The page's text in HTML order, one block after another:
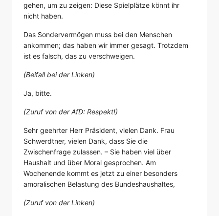
gehen, um zu zeigen: Diese Spielplätze könnt ihr
nicht haben.
Das Sondervermögen muss bei den Menschen
ankommen; das haben wir immer gesagt. Trotzdem
ist es falsch, das zu verschweigen.
(Beifall bei der Linken)
Ja, bitte.
(Zuruf von der AfD: Respekt!)
Sehr geehrter Herr Präsident, vielen Dank. Frau
Schwerdtner, vielen Dank, dass Sie die
Zwischenfrage zulassen. – Sie haben viel über
Haushalt und über Moral gesprochen. Am
Wochenende kommt es jetzt zu einer besonders
amoralischen Belastung des Bundeshaushaltes,
(Zuruf von der Linken)